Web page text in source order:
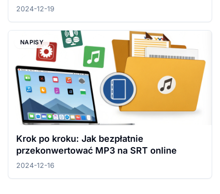
2024-12-19
NAPISY
Krok po kroku: Jak bezpłatnie
przekonwertować MP3 na SRT online
2024-12-16